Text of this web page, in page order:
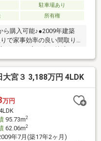
駐車場あり
所有権
購入可能♪●2009年建築
で家事効率の良い間取り
ルトインガレージで雨の日
ニーが4か所あり、通風良
ンロ 新調●1階トイレウォ
ス張替●床一部張替お電話
ンタップでOK！【見学予約
ください♪↓↓↓↓↓↓↓
宮３ 3,188万円 4LDK
万円
95.73m2
62.06m2
年7月(築17年2ヶ月)